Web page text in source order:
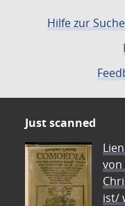
Hilfe zur Suche
Just scanned
von
ist/